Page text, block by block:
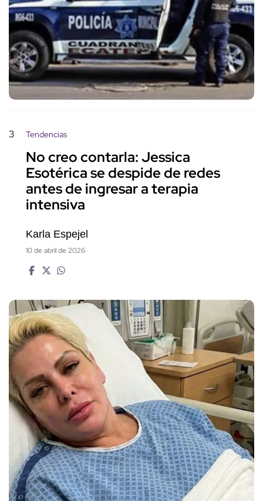
3 Tendencias
No creo contarla: Jessica
Esotérica se despide de redes
antes de ingresar a terapia
intensiva
Karla Espejel
10 de abril de 2026